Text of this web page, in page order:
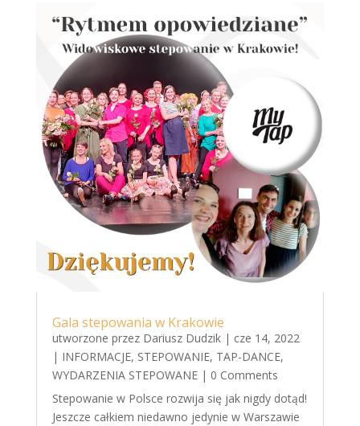
Gala stepowania w Krakowie
utworzone przez Dariusz Dudzik| cze 14, 2022
| INFORMACJE, STEPOWANIE, TAP-DANCE,
WYDARZENIA STEPOWANE| 0 Comments
Stepowanie w Polsce rozwija się jak nigdy dotąd!
Jeszcze całkiem niedawno jedynie w Warszawie